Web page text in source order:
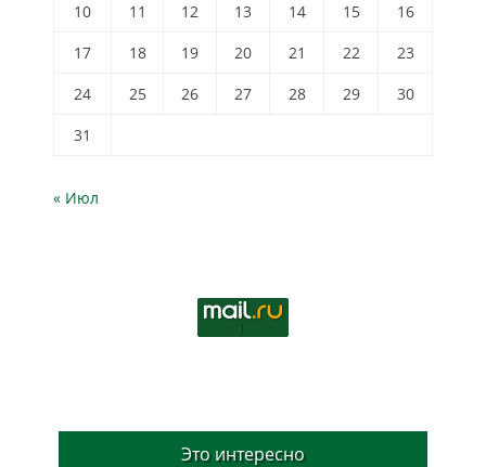
10
11 12 13 14 15
16
17
18 19 20 21 22
23
24
25 26 27 28 29
30
31
« Июл
Это интересно